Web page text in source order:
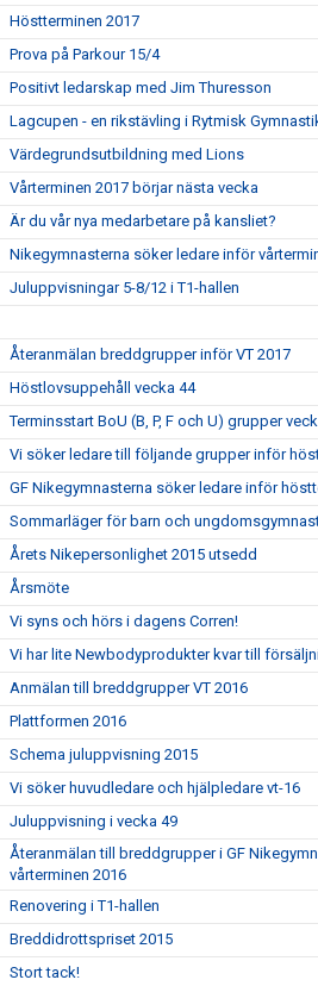
Höstterminen 2017
Prova på Parkour 15/4
Positivt ledarskap med Jim Thuresson
Lagcupen - en rikstävling i Rytmisk
Värdegrundsutbildning med Lions
Vårterminen 2017 börjar nästa vecka
Är du vår nya medarbetare på kansliet?
Nikegymnasterna söker ledare inför
Juluppvisningar 5-8/12 i T1-hallen
Återanmälan breddgrupper inför VT 2017
Höstlovsuppehåll vecka 44
Terminsstart BoU (B, P, F och U) grupper
Vi söker ledare till följande grupper inför
GF Nikegymnasterna söker ledare inför
Sommarläger för barn och
Årets Nikepersonlighet 2015 utsedd
Årsmöte
Vi syns och hörs i dagens Corren!
Vi har lite Newbodyprodukter kvar till
Anmälan till breddgrupper VT 2016
Plattformen 2016
Schema juluppvisning 2015
Vi söker huvudledare och hjälpledare vt-16
Juluppvisning i vecka 49
Återanmälan till breddgrupper i GF
vårterminen 2016
Renovering i T1-hallen
Breddidrottspriset 2015
Stort tack!